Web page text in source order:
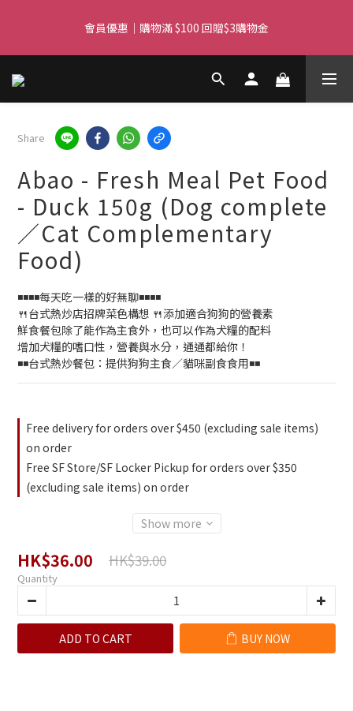
over $350
Share
Abao - Fresh Meal Pet Food
- Duck 150g (Dog complete
／Cat Complementary
Food)
◾◾◾◾每天吃一樣的好無聊◾◾◾◾
🍴台式熱炒店招牌菜色構想 🍴添加適合狗狗的營養素
鮮食餐包除了能作為主食外，也可以作為犬糧的配料
增加犬糧的嗜口性，營養與水分，通通都給你！
◾◾台式熱炒餐包：提供狗狗主食／貓咪副食食用◾◾
Free delivery for orders over $450 (excluding sale items)
on order
Free SF Store/SF Locker Pickup for orders over $350
(excluding sale items) on order
Show more
HK$36.00 HK$39.00
Quantity
ADD TO CART BUY NOW